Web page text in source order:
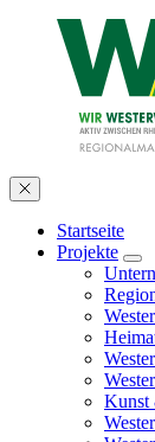
Startseite
Projekte
Kunst